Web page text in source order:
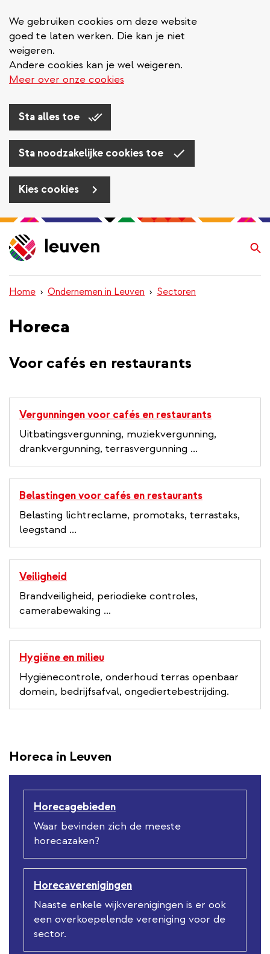
We gebruiken cookies om deze website
goed te laten werken. Die kan je niet
weigeren.
Andere cookies kan je wel weigeren.
Meer over onze cookies
Sta alles toe
Sta noodzakelijke cookies toe
Kies cookies
Overslaan
en
naar
inhoud
gaan
Home Ondernemen in Leuven Sectoren
Horeca
Voor cafés en restaurants
Vergunningen voor cafés en restaurants
Uitbatingsvergunning, muziekvergunning,
drankvergunning, terrasvergunning ...
Belastingen voor cafés en restaurants
Belasting lichtreclame, promotaks, terrastaks,
leegstand ...
Veiligheid
Brandveiligheid, periodieke controles,
camerabewaking ...
Hygiëne en milieu
Hygiënecontrole, onderhoud terras openbaar
domein, bedrijfsafval, ongediertebestrijding.
Horeca in Leuven
Horecagebieden
Waar bevinden zich de meeste
horecazaken?
Horecaverenigingen
Naaste enkele wijkverenigingen is er ook
een overkoepelende vereniging voor de
sector.